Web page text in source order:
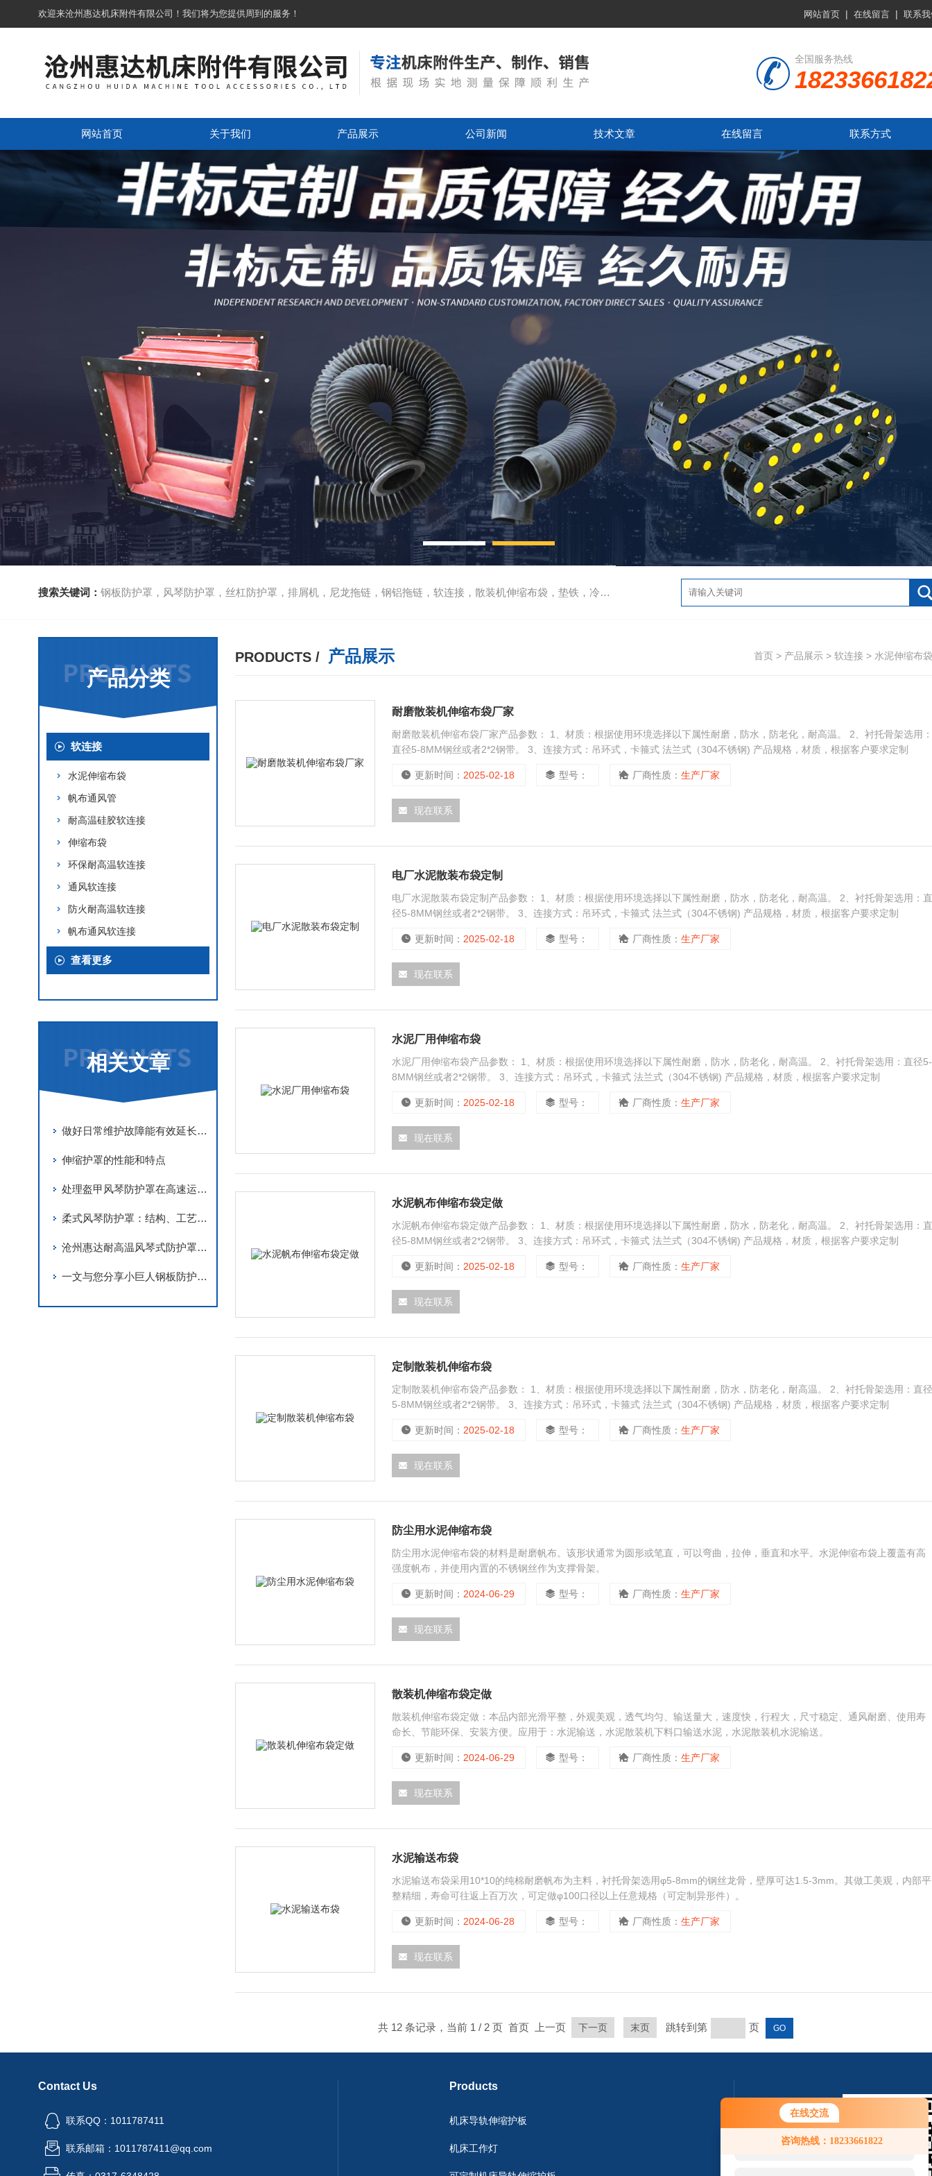
在线交流
咨询热线：18233661822
您好！欢迎前来咨询，很高兴为您
服务，请问您要咨询什么问题呢？
欢迎来沧州惠达机床附件有限公司！我们将为您提供周到的服务！ 网站首页 | 在线留言 | 联系
全国服务热线
网站首页 关于我们 产品展示 公司新闻 技术文章 在线留言 联系方式
搜索关键词： 钢板防护罩，风琴防护罩，丝杠防护罩，排屑机，尼龙拖链，钢铝拖链，软连接，散装机伸缩布袋，垫铁，冷却管，刮屑板
产品分类
软连接
水泥伸缩布袋
帆布通风管
耐高温硅胶软连接
伸缩布袋
环保耐高温软连接
通风软连接
防火耐高温软连接
帆布通风软连接
查看更多
相关文章
做好日常维护故障能有效延长阻燃风琴防护罩使用寿命
伸缩护罩的性能和特点
处理盔甲风琴防护罩在高速运动中产生异响的故障
柔式风琴防护罩：结构、工艺与工业应用解析
沧州惠达耐高温风琴式防护罩的四大亮点
一文与您分享小巨人钢板防护罩的日常维护保养方法
PRODUCTS / 产品展示 首页 > 产品展示 > 软连接 > 水泥伸缩布袋
耐磨散装机伸缩布袋厂家
耐磨散装机伸缩布袋厂家产品参数： 1、材质：根据使用环境选择以下属性耐磨，防水，防老化，耐高温。 2、衬托骨架选用：
直径5-8MM钢丝或者2*2钢带。 3、连接方式：吊环式，卡箍式 法兰式（304不锈钢) 产品规格，材质，根据客户要求定制
更新时间： 2025-02-18 型号： 厂商性质： 生产厂家
现在联系
电厂水泥散装布袋定制
电厂水泥散装布袋定制产品参数： 1、材质：根据使用环境选择以下属性耐磨，防水，防老化，耐高温。 2、衬托骨架选用：直
径5-8MM钢丝或者2*2钢带。 3、连接方式：吊环式，卡箍式 法兰式（304不锈钢) 产品规格，材质，根据客户要求定制
更新时间： 2025-02-18 型号： 厂商性质： 生产厂家
现在联系
水泥厂用伸缩布袋
水泥厂用伸缩布袋产品参数： 1、材质：根据使用环境选择以下属性耐磨，防水，防老化，耐高温。 2、衬托骨架选用：直径5-
8MM钢丝或者2*2钢带。 3、连接方式：吊环式，卡箍式 法兰式（304不锈钢) 产品规格，材质，根据客户要求定制
更新时间： 2025-02-18 型号： 厂商性质： 生产厂家
现在联系
水泥帆布伸缩布袋定做
水泥帆布伸缩布袋定做产品参数： 1、材质：根据使用环境选择以下属性耐磨，防水，防老化，耐高温。 2、衬托骨架选用：直
径5-8MM钢丝或者2*2钢带。 3、连接方式：吊环式，卡箍式 法兰式（304不锈钢) 产品规格，材质，根据客户要求定制
更新时间： 2025-02-18 型号： 厂商性质： 生产厂家
现在联系
定制散装机伸缩布袋
定制散装机伸缩布袋产品参数： 1、材质：根据使用环境选择以下属性耐磨，防水，防老化，耐高温。 2、衬托骨架选用：直径
5-8MM钢丝或者2*2钢带。 3、连接方式：吊环式，卡箍式 法兰式（304不锈钢) 产品规格，材质，根据客户要求定制
更新时间： 2025-02-18 型号： 厂商性质： 生产厂家
现在联系
防尘用水泥伸缩布袋
防尘用水泥伸缩布袋的材料是耐磨帆布。该形状通常为圆形或笔直，可以弯曲，拉伸，垂直和水平。水泥伸缩布袋上覆盖有高
强度帆布，并使用内置的不锈钢丝作为支撑骨架。
更新时间： 2024-06-29 型号： 厂商性质： 生产厂家
现在联系
散装机伸缩布袋定做
散装机伸缩布袋定做：本品内部光滑平整，外观美观，透气均匀、输送量大，速度快，行程大，尺寸稳定、通风耐磨、使用寿
命长、节能环保、安装方便。应用于：水泥输送，水泥散装机下料口输送水泥，水泥散装机水泥输送。
更新时间： 2024-06-29 型号： 厂商性质： 生产厂家
现在联系
水泥输送布袋
水泥输送布袋采用10*10的纯棉耐磨帆布为主料，衬托骨架选用φ5-8mm的钢丝龙骨，壁厚可达1.5-3mm。其做工美观，内部平
整精细，寿命可往返上百万次，可定做φ100口径以上任意规格（可定制异形件）。
更新时间： 2024-06-28 型号： 厂商性质： 生产厂家
现在联系
共 12 条记录，当前 1 / 2 页 首页 上一页 下一页 末页 跳转到第 页
Contact Us
联系QQ：1011787411
联系邮箱：1011787411@qq.com
Products
机床导轨伸缩护板
机床工作灯